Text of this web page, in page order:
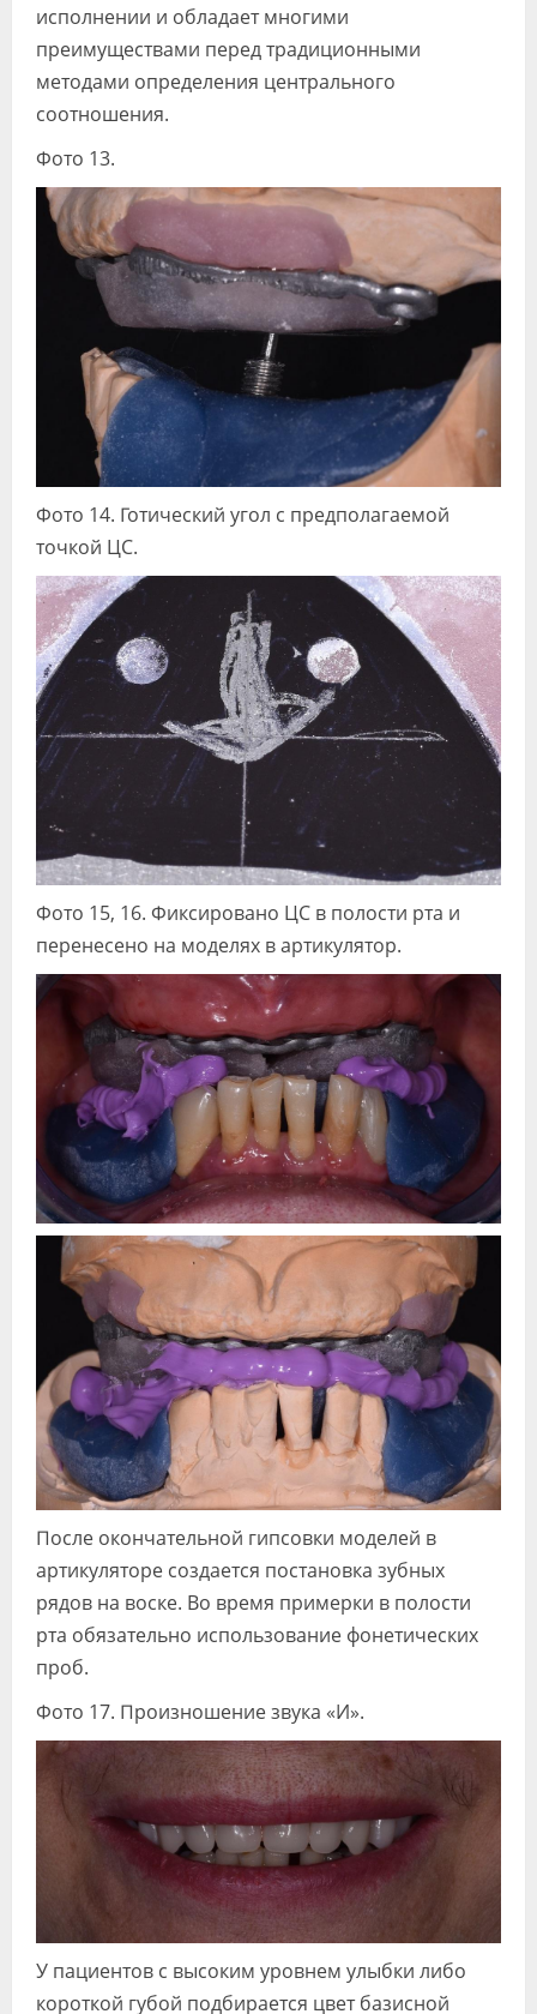
исполнении и обладает многими
преимуществами перед традиционными
методами определения центрального
соотношения.
Фото 13.
Фото 14. Готический угол с предполагаемой
точкой ЦС.
Фото 15, 16. Фиксировано ЦС в полости рта и
перенесено на моделях в артикулятор.
После окончательной гипсовки моделей в
артикуляторе создается постановка зубных
рядов на воске. Во время примерки в полости
рта обязательно использование фонетических
проб.
Фото 17. Произношение звука «И».
У пациентов с высоким уровнем улыбки либо
короткой губой подбирается цвет базисной